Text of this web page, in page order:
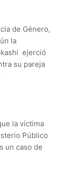
de Género,
la
ejerció
su pareja
la víctima
Público
un caso de